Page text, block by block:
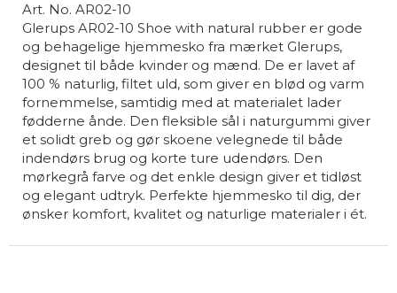
Art. No. AR02-10
Glerups AR02-10 Shoe with natural rubber er gode
og behagelige hjemmesko fra mærket Glerups,
designet til både kvinder og mænd. De er lavet af
100 % naturlig, filtet uld, som giver en blød og varm
fornemmelse, samtidig med at materialet lader
fødderne ånde. Den fleksible sål i naturgummi giver
et solidt greb og gør skoene velegnede til både
indendørs brug og korte ture udendørs. Den
mørkegrå farve og det enkle design giver et tidløst
og elegant udtryk. Perfekte hjemmesko til dig, der
ønsker komfort, kvalitet og naturlige materialer i ét.